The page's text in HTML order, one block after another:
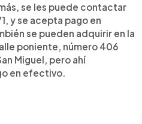
se les puede contactar
y se acepta pago en
se pueden adquirir en la
poniente, número 406
Miguel, pero ahí
en efectivo.